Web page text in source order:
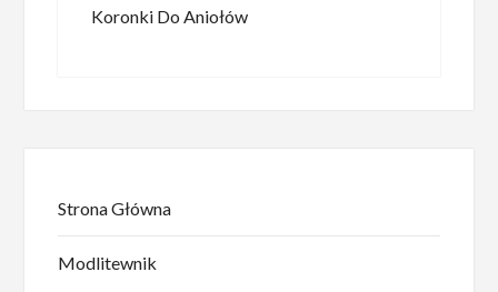
Koronki Do Aniołów
Strona Główna
Modlitewnik